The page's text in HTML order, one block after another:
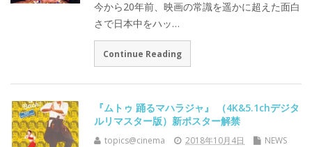
今から20年前、映画の常識を遥かに超えた面白
さで日本中をハッ…
Continue Reading
『ムトゥ 踊るマハラジャ』 （4K&5.1chデジタ
ルリマスター版）新ポスター解禁
topics@cinema 2018年10月4日 NEWS